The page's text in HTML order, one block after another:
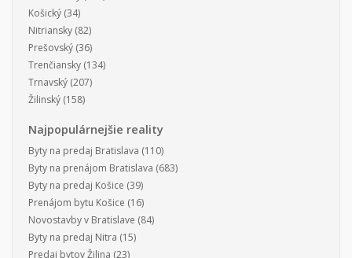
Košický (34)
Nitriansky (82)
Prešovský (36)
Trenčiansky (134)
Trnavský (207)
Žilinský (158)
Najpopulárnejšie reality
Byty na predaj Bratislava (110)
Byty na prenájom Bratislava (683)
Byty na predaj Košice (39)
Prenájom bytu Košice (16)
Novostavby v Bratislave (84)
Byty na predaj Nitra (15)
Predaj bytov Žilina (23)